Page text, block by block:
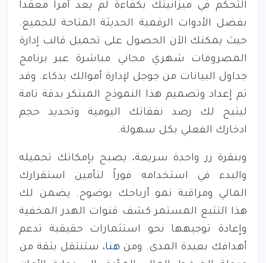
التحكم في ميزانيتك بكفاءة لم يعد أمراً معقداً
بفضل الأدوات الرقمية الحديثة المتاحة للجميع.
حيث يمكنك الآن الحصول على تحميل قالب إدارة
المصروفات شهري مجاني مباشرة عبر برنامج
جداول البيانات من جوجل لإدارة أموالك بذكاء. وقد
تم إعداد وتصميم هذا النموذج المبتكر بدقة تامة
ليتيح لك رصد نفقاتك اليومية وتحديد حجم
ادخارك الفعلي بكل سهولة.
وبنقرة زر واحدة سريعة، يصبح بإمكانك تحميله
والبدء في استخدامه فوراً لتأمين استقرارك
المالي ومراقبة نمو أرباحك بوضوح. يضمن لك
هذا التتبع المستمر كشف قنوات الهدر المخفية
وإعادة توجيهها نحو استثمارات حقيقية تدعم
أهدافك بعيدة المدى. ومن هنا، ستنتقل بثقة من